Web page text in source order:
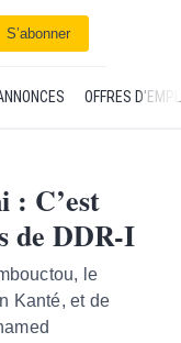
S’abonner
OFFRES
: C’est
de DDR-I
le
Kanté, et de